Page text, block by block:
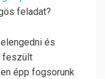
feladat?
és
feszült
épp fogsorunk